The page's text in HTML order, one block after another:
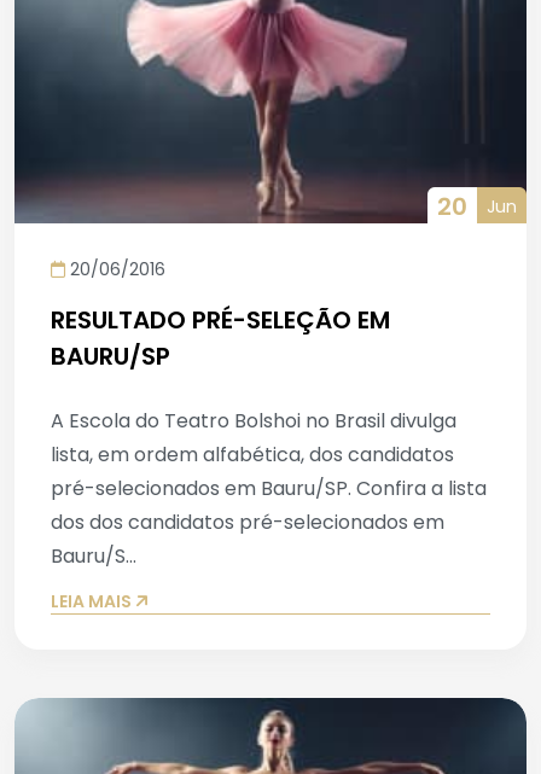
20 Jun
20/06/2016
RESULTADO PRÉ-SELEÇÃO EM
BAURU/SP
A Escola do Teatro Bolshoi no Brasil divulga
lista, em ordem alfabética, dos candidatos
pré-selecionados em Bauru/SP. Confira a lista
dos dos candidatos pré-selecionados em
Bauru/S...
LEIA MAIS